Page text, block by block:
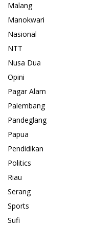
Malang
Manokwari
Nasional
NTT
Nusa Dua
Opini
Pagar Alam
Palembang
Pandeglang
Papua
Pendidikan
Politics
Riau
Serang
Sports
Sufi